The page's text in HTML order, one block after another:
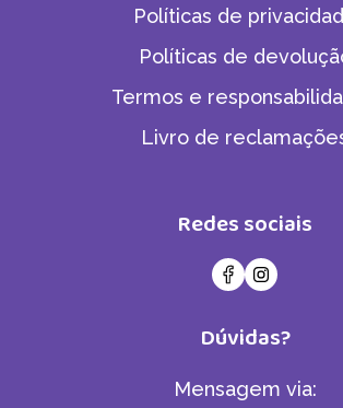
Políticas de
Políticas de
Termos e
Livro de
Redes sociais
Dúvidas?
Mensagem via: